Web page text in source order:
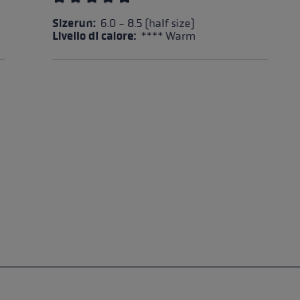
Valutazione media di 5 su 5 stelle
Sizerun: 6.0 - 8.5 (half size)
Livello di calore: **** Warm